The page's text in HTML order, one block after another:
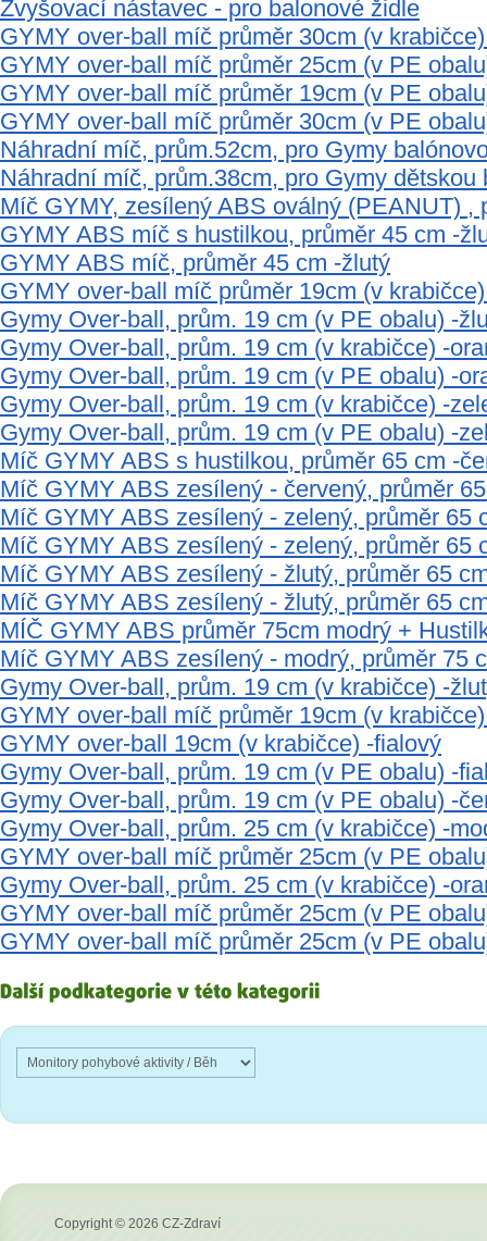
Zvyšovací nástavec - pro balonové židle
GYMY over-ball míč průměr 30cm (v
GYMY over-ball míč průměr 25cm (v PE
GYMY over-ball míč průměr 19cm (v PE
GYMY over-ball míč průměr 30cm (v PE
Náhradní míč, prům.52cm, pro Gymy
Náhradní míč, prům.38cm, pro Gymy
Míč GYMY, zesílený ABS oválný (PEANUT) ,
GYMY ABS míč s hustilkou, průměr 45 cm -
GYMY ABS míč, průměr 45 cm -žlutý
GYMY over-ball míč průměr 19cm (v
Gymy Over-ball, prům. 19 cm (v PE obalu) -
Gymy Over-ball, prům. 19 cm (v krabičce) -
Gymy Over-ball, prům. 19 cm (v PE obalu) -
Gymy Over-ball, prům. 19 cm (v krabičce) -
Gymy Over-ball, prům. 19 cm (v PE obalu) -
Míč GYMY ABS s hustilkou, průměr 65 cm -
Míč GYMY ABS zesílený - červený, průměr
Míč GYMY ABS zesílený - zelený, průměr 65
Míč GYMY ABS zesílený - zelený, průměr 65
Míč GYMY ABS zesílený - žlutý, průměr 65
Míč GYMY ABS zesílený - žlutý, průměr 65
MÍČ GYMY ABS průměr 75cm modrý +
Míč GYMY ABS zesílený - modrý, průměr 75
Gymy Over-ball, prům. 19 cm (v krabičce) -
GYMY over-ball míč průměr 19cm (v
GYMY over-ball 19cm (v krabičce) -fialový
Gymy Over-ball, prům. 19 cm (v PE obalu) -
Gymy Over-ball, prům. 19 cm (v PE obalu) -
Gymy Over-ball, prům. 25 cm (v krabičce) -
GYMY over-ball míč průměr 25cm (v PE
Gymy Over-ball, prům. 25 cm (v krabičce) -
GYMY over-ball míč průměr 25cm (v PE
GYMY over-ball míč průměr 25cm (v PE
Copyright © 2026 CZ-Zdraví